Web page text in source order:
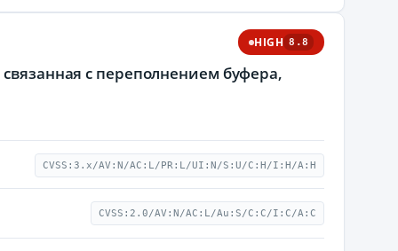
HIGH 8.8
с переполнением буфера,
CVSS:3.x/AV:N/AC:L/PR:L/UI:N/S:U/C:H/I:H/A:H
CVSS:2.0/AV:N/AC:L/Au:S/C:C/I:C/A:C